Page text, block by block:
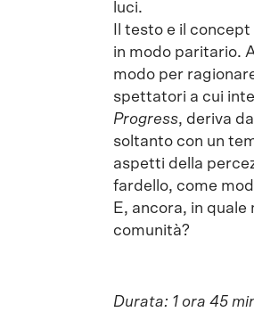
luci.
Il testo e il
in modo paritario.
modo per
spettatori a cui
Progress, deriva
soltanto con un
aspetti della
fardello, come
E, ancora, in
comunità?
Durata: 1 ora 45